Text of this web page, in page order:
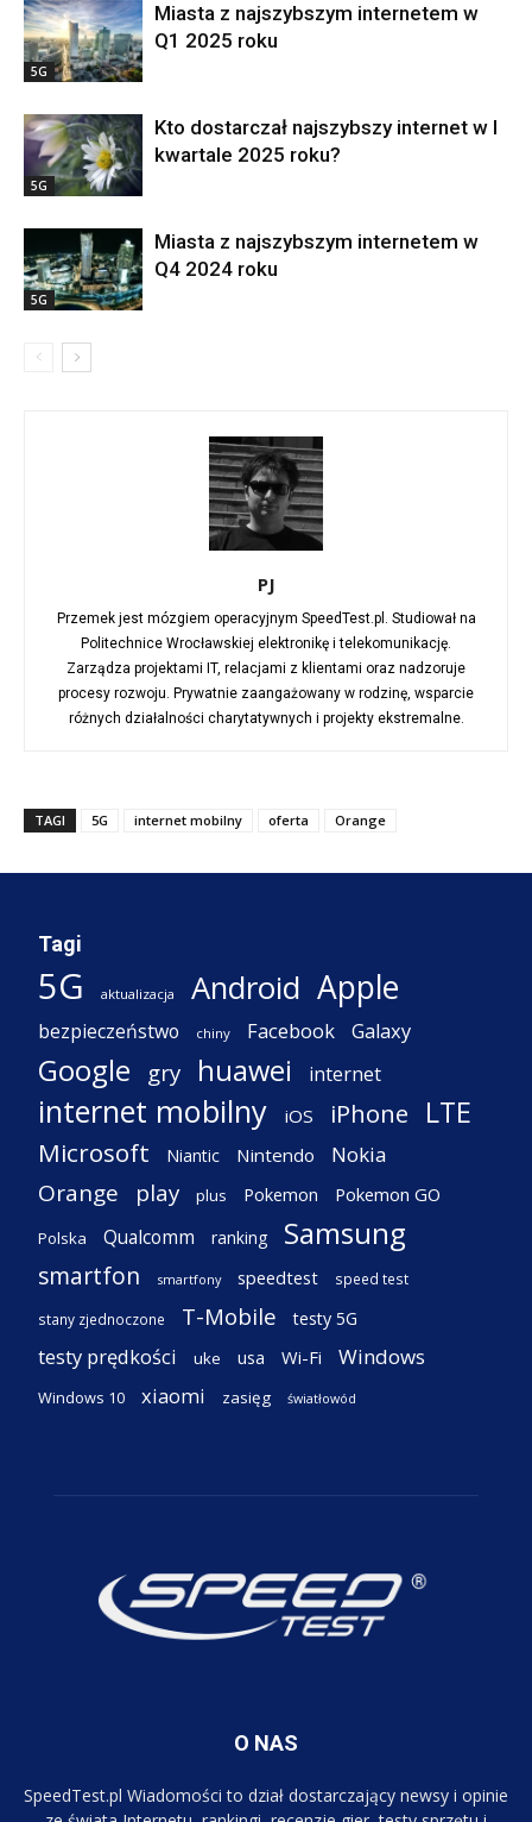
5G
Miasta z najszybszym internetem w
Q1 2025 roku
5G
Kto dostarczał najszybszy internet w I
kwartale 2025 roku?
5G
Miasta z najszybszym internetem w
Q4 2024 roku
PJ
Przemek jest mózgiem operacyjnym SpeedTest.pl. Studiował na
Politechnice Wrocławskiej elektronikę i telekomunikację.
Zarządza projektami IT, relacjami z klientami oraz nadzoruje
procesy rozwoju. Prywatnie zaangażowany w rodzinę, wsparcie
różnych działalności charytatywnych i projekty ekstremalne.
TAGI 5G internet mobilny oferta Orange
Tagi
5G aktualizacja Android Apple
bezpieczeństwo chiny Facebook Galaxy
Google gry huawei internet
internet mobilny iOS iPhone LTE
Microsoft Niantic Nintendo Nokia
Orange play plus Pokemon Pokemon GO
Polska Qualcomm ranking Samsung
smartfon smartfony speedtest speed test
stany zjednoczone T-Mobile testy 5G
testy prędkości uke usa Wi-Fi Windows
Windows 10 xiaomi zasięg światłowód
O NAS
SpeedTest.pl Wiadomości to dział dostarczający newsy i opinie